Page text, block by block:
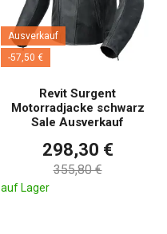
Ausverkauf
-57,50 €
Revit Surgent
Motorradjacke schwarz
Sale Ausverkauf
298,30 €
355,80 €
auf Lager